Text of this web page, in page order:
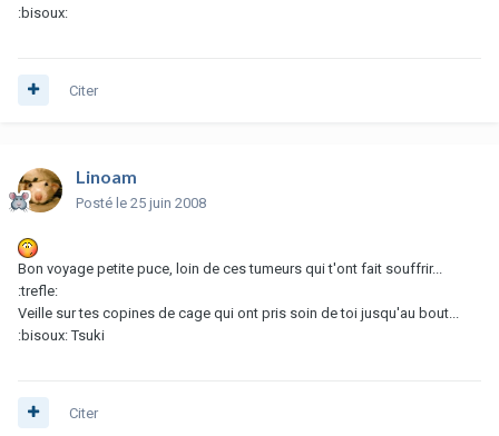
:bisoux:
Citer
Linoam
Posté le 25 juin 2008
Bon voyage petite puce, loin de ces tumeurs qui t'ont fait souffrir...
:trefle:
Veille sur tes copines de cage qui ont pris soin de toi jusqu'au bout...
:bisoux: Tsuki
Citer